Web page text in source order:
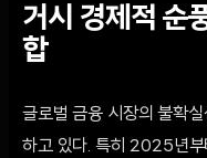
거시 경제적 순
합
글로벌 금융 시장의 불확
하고 있다. 특히 2025년